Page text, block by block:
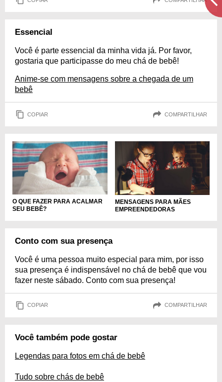
Essencial
Você é parte essencial da minha vida já. Por favor,
gostaria que participasse do meu chá de bebê!
Anime-se com mensagens sobre a chegada de um
bebê
COPIAR COMPARTILHAR
O QUE FAZER PARA ACALMAR
SEU BEBÊ?
MENSAGENS PARA MÃES
EMPREENDEDORAS
Conto com sua presença
Você é uma pessoa muito especial para mim, por isso
sua presença é indispensável no chá de bebê que vou
fazer neste sábado. Conto com sua presença!
COPIAR COMPARTILHAR
Você também pode gostar
Legendas para fotos em chá de bebê
Tudo sobre chás de bebê